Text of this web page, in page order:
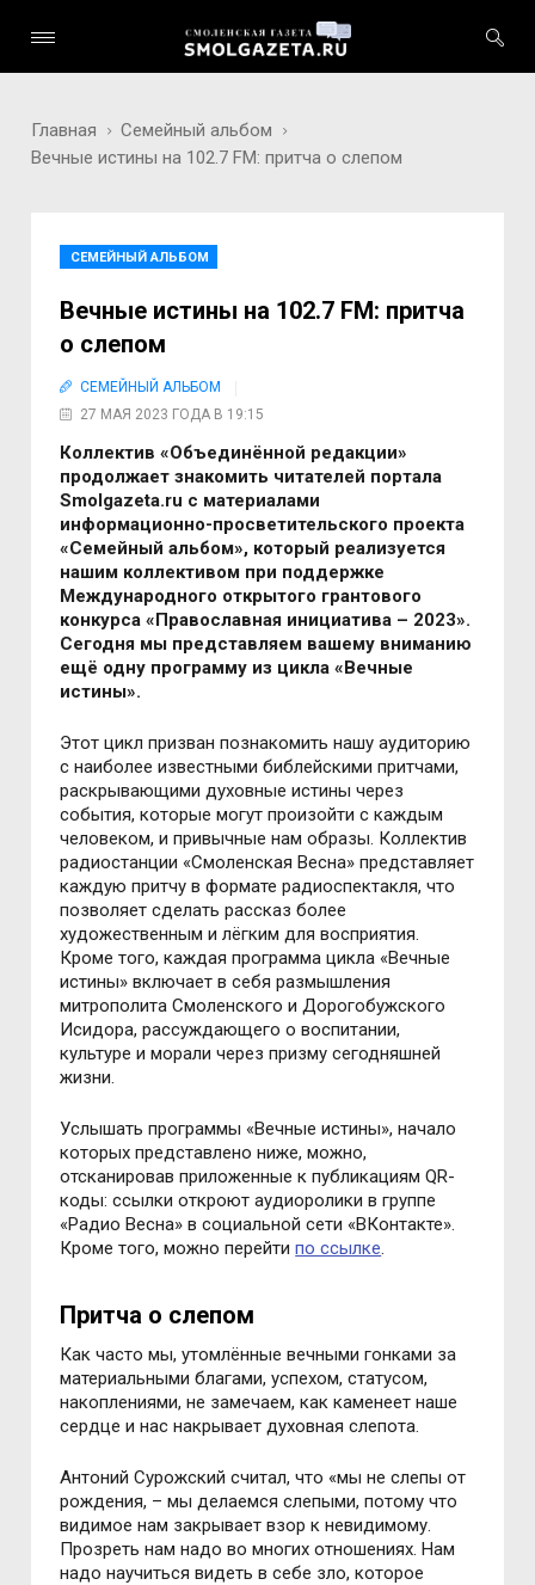
Главная
Семейный альбом
Вечные истины на 102.7 FM: притча о слепом
СЕМЕЙНЫЙ АЛЬБОМ
Вечные истины на 102.7 FM: притча
о слепом
СЕМЕЙНЫЙ АЛЬБОМ
27 МАЯ 2023 ГОДА В 19:15
Коллектив «Объединённой редакции»
продолжает знакомить читателей портала
Smolgazeta.ru с материалами
информационно-просветительского проекта
«Семейный альбом», который реализуется
нашим коллективом при поддержке
Международного открытого грантового
конкурса «Православная инициатива – 2023».
Сегодня мы представляем вашему вниманию
ещё одну программу из цикла «Вечные
истины».
Этот цикл призван познакомить нашу аудиторию
с наиболее известными библейскими притчами,
раскрывающими духовные истины через
события, которые могут произойти с каждым
человеком, и привычные нам образы. Коллектив
радиостанции «Смоленская Весна» представляет
каждую притчу в формате радиоспектакля, что
позволяет сделать рассказ более
художественным и лёгким для восприятия.
Кроме того, каждая программа цикла «Вечные
истины» включает в себя размышления
митрополита Смоленского и Дорогобужского
Исидора, рассуждающего о воспитании,
культуре и морали через призму сегодняшней
жизни.
Услышать программы «Вечные истины», начало
которых представлено ниже, можно,
отсканировав приложенные к публикациям QR-
коды: ссылки откроют аудиоролики в группе
«Радио Весна» в социальной сети «ВКонтакте».
Кроме того, можно перейтипо ссылке.
Притча о слепом
Как часто мы, утомлённые вечными гонками за
материальными благами, успехом, статусом,
накоплениями, не замечаем, как каменеет наше
сердце и нас накрывает духовная слепота.
Антоний Сурожский считал, что «мы не слепы от
рождения, – мы делаемся слепыми, потому что
видимое нам закрывает взор к невидимому.
Прозреть нам надо во многих отношениях. Нам
надо научиться видеть в себе зло, которое